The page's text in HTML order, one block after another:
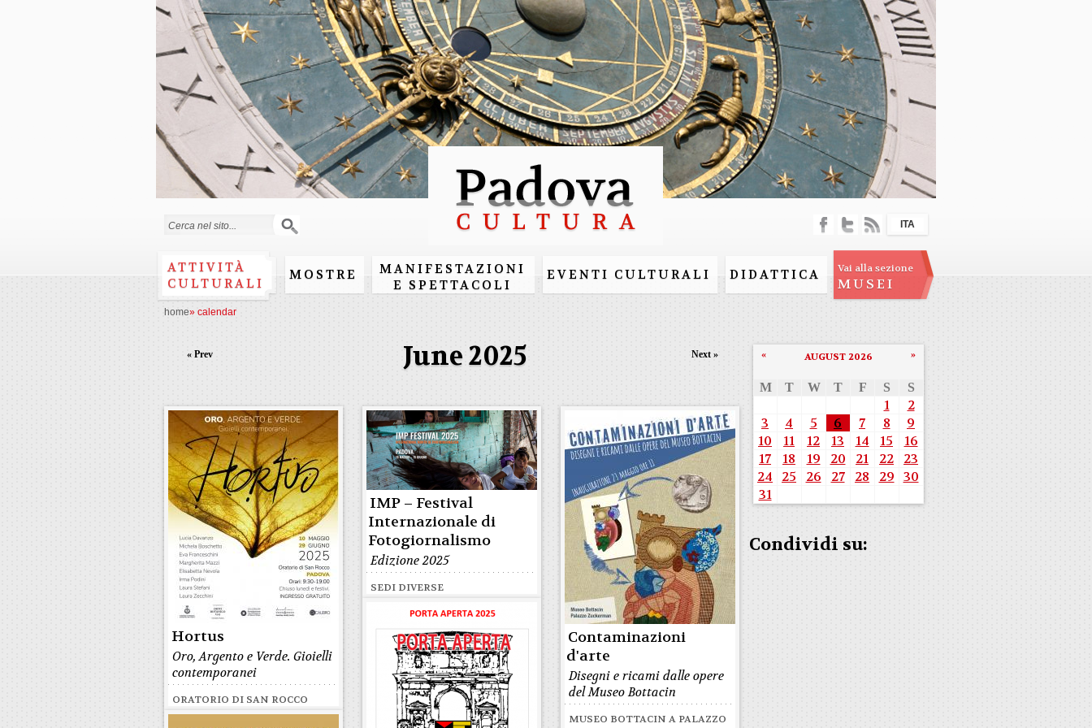
Skip to
main
content
ATTIVITÀ
CULTURALI
MOSTRE
MANIFESTAZIONI
E SPETTACOLI
EVENTI CULTURALI DIDATTICA Vai alla sezione
MUSEI
ITA
home» calendar
June 2025
« Prev Next »
Hortus
Oro, Argento e Verde. Gioielli
contemporanei
ORATORIO DI SAN ROCCO
IMP – Festival
Internazionale di
Fotogiornalismo
Edizione 2025
SEDI DIVERSE
Contaminazioni
d'arte
Disegni e ricami dalle opere
del Museo Bottacin
MUSEO BOTTACIN A PALAZZO
AUGUST 2026
« »
M T W T F S S
1
2
3
4 5 6 7 8
9
10
11 12 13 14 15
16
17
18 19 20 21 22
23
24
25 26 27 28 29 30
31
Condividi su: